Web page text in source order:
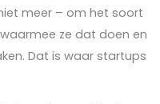
meer – om het soort
ze dat doen en
Dat is waar startups